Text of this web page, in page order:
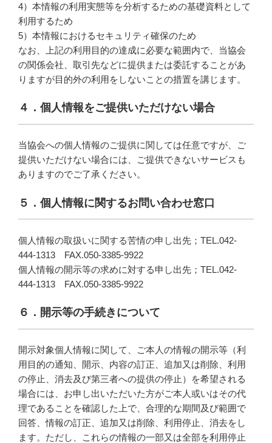
4）本情報の利用実態等を分析するための基礎資料として
利用するため
5）本情報におけるセキュリティ確保のため
なお、上記の利用目的の達成に必要な範囲内で、当協会
の関係会社、取引先などに提供または委託することがあ
りますが目的外の利用をしないことの措置を講じます。
４．個人情報をご提供いただけない場合
当協会への個人情報のご提供に関しては任意ですが、ご
提供いただけない場合には、ご提供できないサービスも
ありますのでご了承ください。
５．個人情報に関するお問い合わせ窓口
個人情報の取扱いに関する苦情の申し出先；TEL.042-
444-1313 FAX.050-3385-9922
個人情報の開示等の求めに対する申し出先；TEL.042-
444-1313 FAX.050-3385-9922
６．開示等の手続きについて
開示対象個人情報に関して、ご本人の情報の開示等（利
用目的の通知、開示、内容の訂正、追加又は削除、利用
の停止、消去及び第三者への提供の停止）を希望される
場合には、お申し出いただいた方がご本人或いはその代
理であることを確認した上で、合理的な期間及び範囲で
回答、情報の訂正、追加又は削除、利用停止、消去をし
ます。ただし、これらの情報の一部又は全部を利用停止